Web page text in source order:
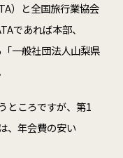
）と全国旅行業協会
であれば本部、
一般社団法人山梨県
ところですが、第1
、年会費の安い